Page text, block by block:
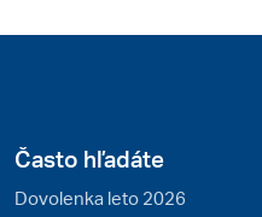
Často hľadáte
Dovolenka leto 2026